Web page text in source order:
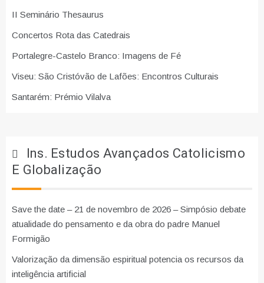
II Seminário Thesaurus
Concertos Rota das Catedrais
Portalegre-Castelo Branco: Imagens de Fé
Viseu: São Cristóvão de Lafões: Encontros Culturais
Santarém: Prémio Vilalva
Ins. Estudos Avançados Catolicismo
E Globalização
Save the date – 21 de novembro de 2026 – Simpósio debate
atualidade do pensamento e da obra do padre Manuel
Formigão
Valorização da dimensão espiritual potencia os recursos da
inteligência artificial